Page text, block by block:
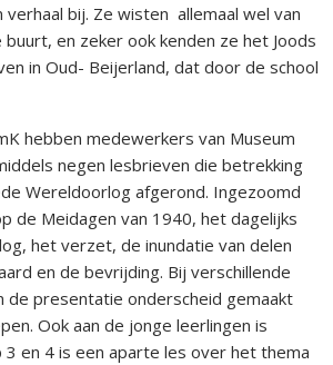
verhaal bij. Ze wisten allemaal wel van
en zeker ook kenden ze het Joods
in Oud- Beijerland, dat door de school
hebben medewerkers van Museum
negen lesbrieven die betrekking
Wereldoorlog afgerond. Ingezoomd
de Meidagen van 1940, het dagelijks
het verzet, de inundatie van delen
en de bevrijding. Bij verschillende
de presentatie onderscheid gemaakt
Ook aan de jonge leerlingen is
en 4 is een aparte les over het thema